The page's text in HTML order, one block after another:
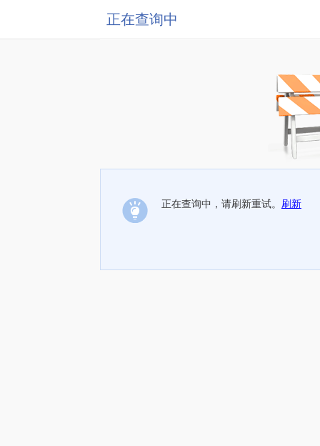
正在查询中
正在查询中，请刷新重试。 刷新